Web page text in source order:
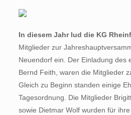
In diesem Jahr lud die KG
Mitglieder zur
Neuendorf ein. Der Einladung des
Bernd Feith, waren die Mitglieder
Gleich zu Beginn standen einige
Tagesordnung. Die Mitglieder
sowie Dietmar Wolf wurden für